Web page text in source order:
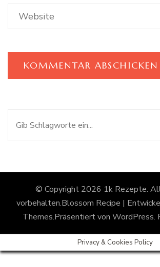
© Copyright 2026 1k Rezepte.
vorbehalten.Blossom Recipe |
Themes.Präsentiert von WordPress.
Privacy & Cookies Policy